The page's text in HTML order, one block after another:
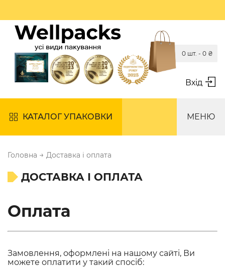
Вхід
0 шт. - 0 ₴
КАТАЛОГ УПАКОВКИ МЕНЮ
Головна → Доставка і оплата
ДОСТАВКА І ОПЛАТА
Оплата
Замовлення, оформлені на нашому сайті, Ви
можете оплатити у такий спосіб: